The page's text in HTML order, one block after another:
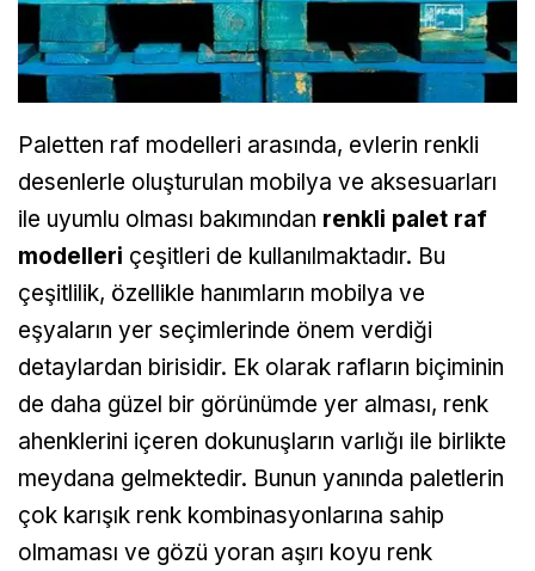
Paletten raf modelleri arasında, evlerin renkli
desenlerle oluşturulan mobilya ve aksesuarları
ile uyumlu olması bakımından renkli palet raf
modelleri çeşitleri de kullanılmaktadır. Bu
çeşitlilik, özellikle hanımların mobilya ve
eşyaların yer seçimlerinde önem verdiği
detaylardan birisidir. Ek olarak rafların biçiminin
de daha güzel bir görünümde yer alması, renk
ahenklerini içeren dokunuşların varlığı ile birlikte
meydana gelmektedir. Bunun yanında paletlerin
çok karışık renk kombinasyonlarına sahip
olmaması ve gözü yoran aşırı koyu renk